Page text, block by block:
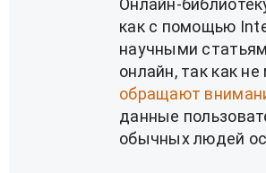
Онлайн-
как с помощью
научными
онлайн, так как
обращают
данные
обычных людей